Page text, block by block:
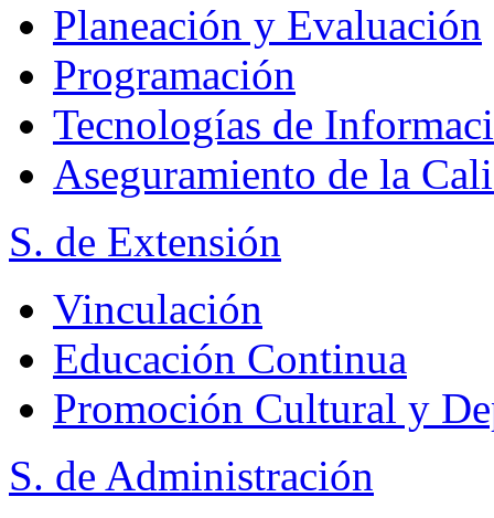
Planeación y Evaluación
Programación
Tecnologías de
Aseguramiento de la
S. de Extensión
Vinculación
Educación Continua
Promoción Cultural y
S. de Administración